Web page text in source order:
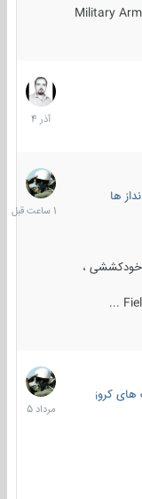
Military
7
آذر
1404
ها
،
1
ساعت
قبل
کروز
2
مرداد
1405